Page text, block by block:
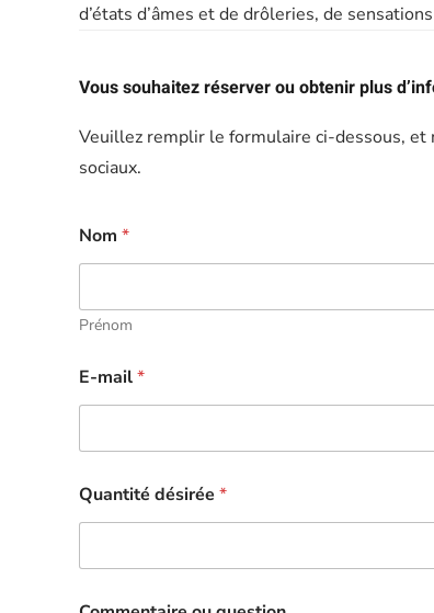
d’états d’âmes et de drôleries, de
Vous souhaitez réserver ou obtenir plus
Veuillez remplir le formulaire ci-dessous, et
sociaux.
Nom *
Prénom
E-mail*
u
e
t
o
Quantité désirée *